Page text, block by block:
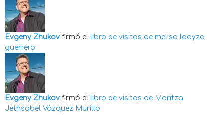
Evgeny Zhukov firmó el libro de visitas de melisa loayza
guerrero
Evgeny Zhukov firmó el libro de visitas de Maritza
Jethsabel Vázquez Murillo